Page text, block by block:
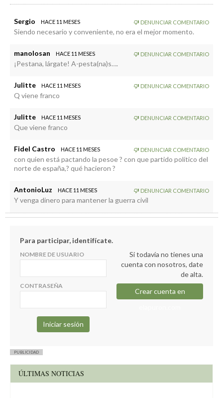
Sergio HACE 11 MESES DENUNCIAR COMENTARIO
Siendo necesario y conveniente, no era el mejor momento.
manolosan HACE 11 MESES DENUNCIAR COMENTARIO
¡Pestana, lárgate! A-pesta(na)s….
Julitte HACE 11 MESES DENUNCIAR COMENTARIO
Q viene franco
Julitte HACE 11 MESES DENUNCIAR COMENTARIO
Que viene franco
Fidel Castro HACE 11 MESES DENUNCIAR COMENTARIO
con quien está pactando la pesoe ? con que partido político del
norte de españa,? qué hacieron ?
AntonioLuz HACE 11 MESES DENUNCIAR COMENTARIO
Y venga dinero para mantener la guerra civil
Para participar, identifícate.
NOMBRE DE USUARIO
CONTRASEÑA
Si todavía no tienes una
cuenta con nosotros, date
de alta.
Crear cuenta en
PUBLICIDAD
ÚLTIMAS NOTICIAS